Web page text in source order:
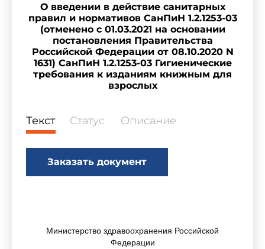
О введении в действие санитарных
правил и нормативов СанПиН 1.2.1253-03
(отменено с 01.03.2021 на основании
постановления Правительства
Российской Федерации от 08.10.2020 N
1631) СанПиН 1.2.1253-03 Гигиенические
требования к изданиям книжным для
взрослых
Текст Статус Описание
Заказать документ
Министерство здравоохранения Российской
Федерации